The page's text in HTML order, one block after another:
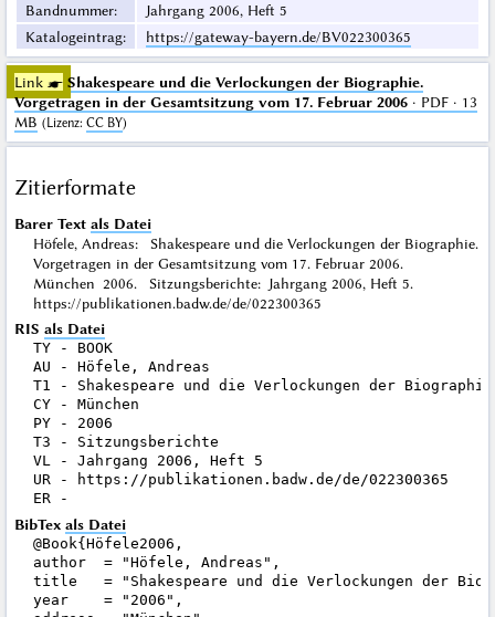
Bandnummer:
Jahrgang 2006, Heft 5
Katalogeintrag: https://gateway-bayern.de/BV022300365
Link ☛ Shakespeare und die Verlockungen der Biographie.
Vorgetragen in der Gesamtsitzung vom 17. Februar 2006· PDF · 13
MB (Lizenz: CC BY)
Zitierformate
Barer Text als Datei
Höfele, Andreas: Shakespeare und die Verlockungen der Biographie.
Vorgetragen in der Gesamtsitzung vom 17. Februar 2006.
München 2006. Sitzungsberichte: Jahrgang 2006, Heft 5.
https://publikationen.badw.de/de/022300365
RIS als Datei
TY - BOOK
AU - Höfele, Andreas
T1 - Shakespeare und die Verlockungen der
CY - München
PY - 2006
T3 - Sitzungsberichte
VL - Jahrgang 2006, Heft 5
UR - https://publikationen.badw.de/de/022300365
BibTex als Datei
@Book{Höfele2006,
author  = "Höfele, Andreas",
title   = "Shakespeare und die Verlockungen der
year    = "2006",